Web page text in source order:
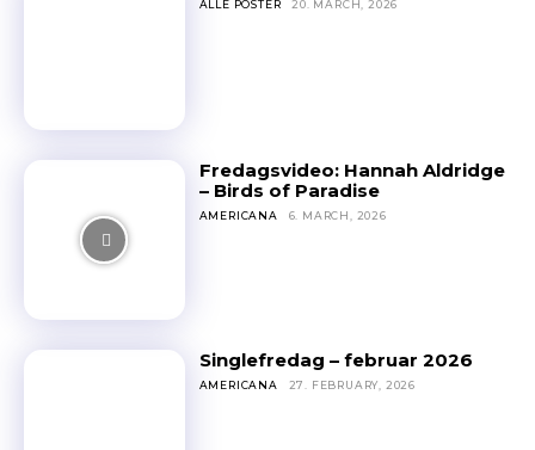
ALLE POSTER 20. MARCH, 2026
Fredagsvideo: Hannah Aldridge
– Birds of Paradise
AMERICANA 6. MARCH, 2026
Singlefredag – februar 2026
AMERICANA 27. FEBRUARY, 2026